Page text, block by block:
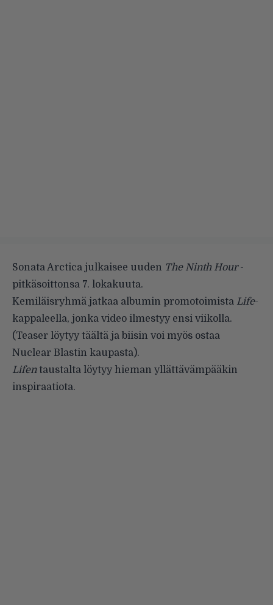
Sonata Arctica julkaisee uuden The Ninth Hour-
pitkäsoittonsa 7. lokakuuta.
Kemiläisryhmä jatkaa albumin promotoimista Life-
kappaleella, jonka video ilmestyy ensi viikolla.
(Teaser löytyy täältä ja biisin voi myös ostaa
Nuclear Blastin kaupasta).
Lifentaustalta löytyy hieman yllättävämpääkin
inspiraatiota.